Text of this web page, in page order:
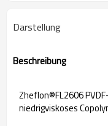
Darstellung
Beschreibung
Zheflon®FL2606
niedrigviskoses